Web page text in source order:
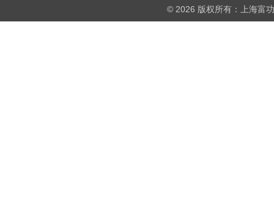
© 2026 版权所有：上海富